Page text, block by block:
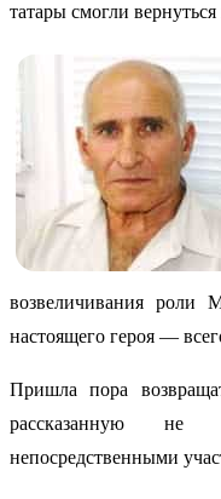
татары смогли
возвеличивания роли
настоящего героя —
Пришла пора
рассказанную не
непосредственными